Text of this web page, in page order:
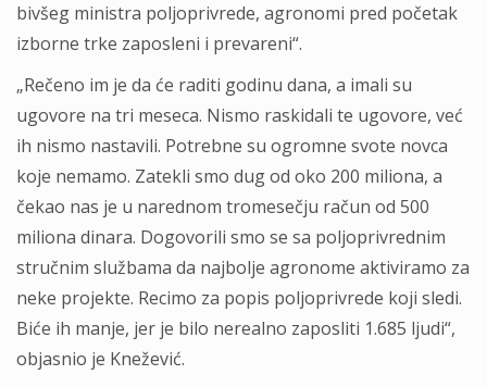
bivšeg ministra poljoprivrede, agronomi pred početak
izborne trke zaposleni i prevareni“.
„Rečeno im je da će raditi godinu dana, a imali su
ugovore na tri meseca. Nismo raskidali te ugovore, već
ih nismo nastavili. Potrebne su ogromne svote novca
koje nemamo. Zatekli smo dug od oko 200 miliona, a
čekao nas je u narednom tromesečju račun od 500
miliona dinara. Dogovorili smo se sa poljoprivrednim
stručnim službama da najbolje agronome aktiviramo za
neke projekte. Recimo za popis poljoprivrede koji sledi.
Biće ih manje, jer je bilo nerealno zaposliti 1.685 ljudi“,
objasnio je Knežević.